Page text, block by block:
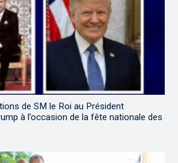
de SM le Roi au Président
à l’occasion de la fête nationale des